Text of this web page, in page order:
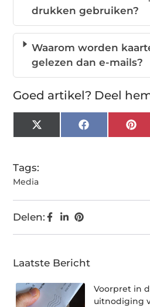
drukken gebruiken?
Waarom worden
gelezen dan e-mails?
Goed artikel? Deel
X
(Twitter)
Facebook
Tags:
Media
Delen:
Laatste Bericht
Voorpret in
uitnodiging